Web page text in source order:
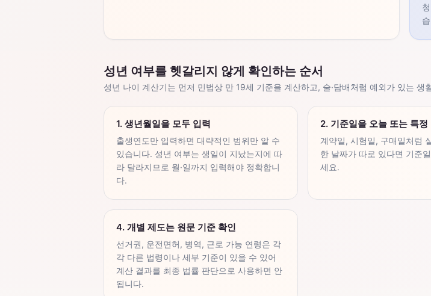
성년 여부를 헷갈리지 않게 확인하는 순서
성년 나이 계산기는 먼저 민법상 만 19세 기준을 계산하고, 술·담배처럼 예외가 있는 생
1. 생년월일을 모두 입력
출생연도만 입력하면 대략적인 범위만 알 수
있습니다. 성년 여부는 생일이 지났는지에 따
라 달라지므로 월·일까지 입력해야 정확합니
다.
2. 기준일을 오늘 또는 특정
계약일, 시험일, 구매일처럼
한 날짜가 따로 있다면 기준
세요.
4. 개별 제도는 원문 기준 확인
선거권, 운전면허, 병역, 근로 가능 연령은 각
각 다른 법령이나 세부 기준이 있을 수 있어
계산 결과를 최종 법률 판단으로 사용하면 안
됩니다.